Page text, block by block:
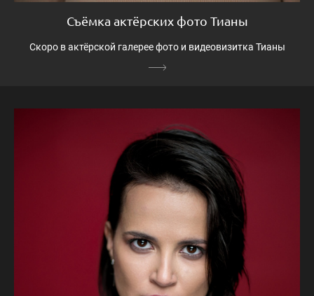
Съёмка актёрских фото Тианы
Скоро в актёрской галерее фото и видеовизитка Тианы